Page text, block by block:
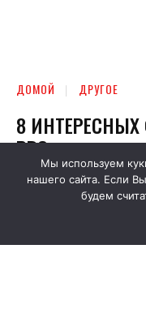
Мы используем
нашего сайта. Если
будем